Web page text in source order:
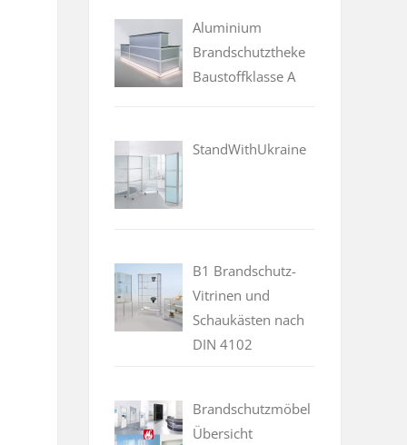
Aluminium
Brandschutztheke
Baustoffklasse A
StandWithUkraine
B1 Brandschutz-
Vitrinen und
Schaukästen nach
DIN 4102
Brandschutzmöbel
Übersicht